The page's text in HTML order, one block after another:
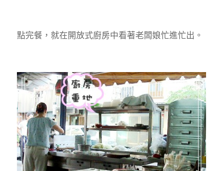
點完餐，就在開放式廚房中看著老闆娘忙進忙出。